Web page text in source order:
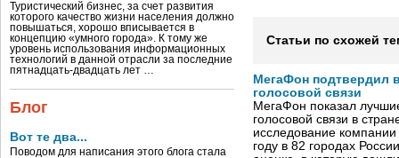
Туристический бизнес, за счет развития
которого качество жизни населения должно
повышаться, хорошо вписывается в
концепцию «умного города». К тому же
уровень использования информационных
технологий в данной отрасли за последние
пятнадцать-двадцать лет …
Блог
Вот те два...
Поводом для написания этого блога стала
Статьи по схожей
МегаФон подтвердил
голосовой связи
МегаФон показал
голосовой связи в
исследование
году в 82 городах